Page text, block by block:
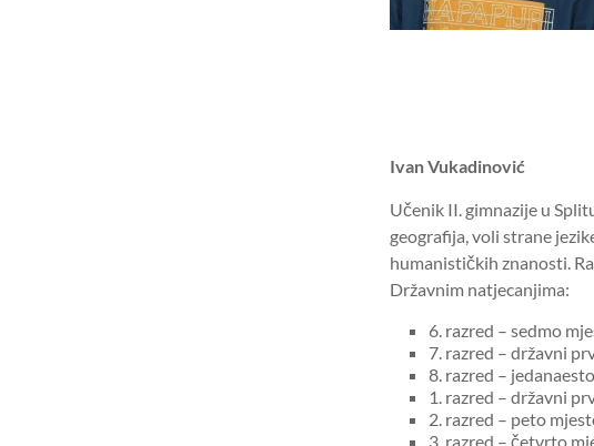
Ivan Vukadinović
Učenik II. gimnazije u
geografija, voli strane
humanističkih znanosti.
Državnim natjecanjima:
6. razred – sedmo
7. razred – državni
8. razred –
1. razred – državni
2. razred – peto
3. razred – četvrto